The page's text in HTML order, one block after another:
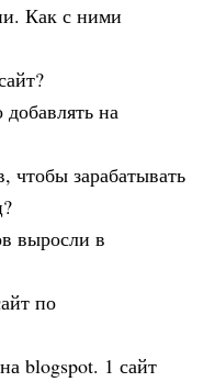
Как с ними
на
чтобы зарабатывать
выросли в
по
blogspot. 1 сайт